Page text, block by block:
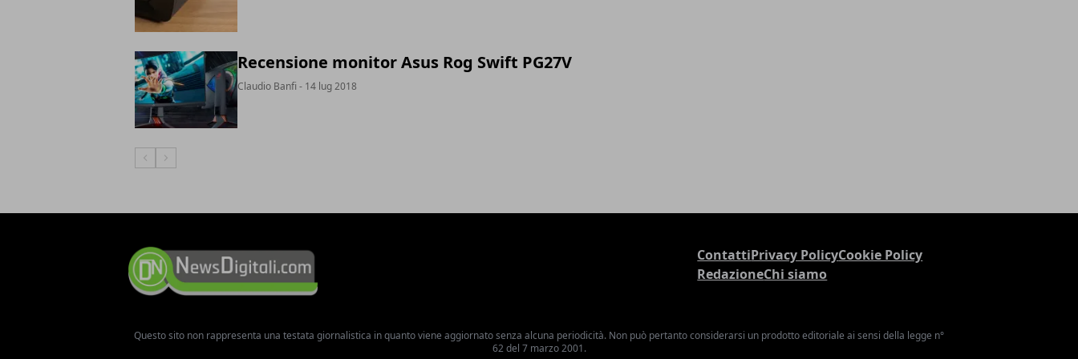
Recensione monitor Asus Rog Swift PG27V
Claudio Banfi - 14 lug 2018
Articolo Precedente
Articolo Successivo
ContattiPrivacy PolicyCookie Policy
RedazioneChi siamo
Questo sito non rappresenta una testata giornalistica in quanto viene aggiornato senza alcuna periodicità. Non può pertanto considerarsi un prodotto editoriale ai sensi della legge n°
62 del 7 marzo 2001.